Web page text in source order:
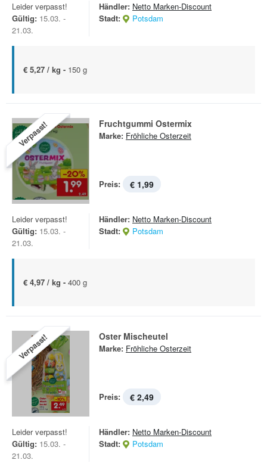
Leider verpasst!
Gültig: 15.03. -
21.03.
Händler: Netto Marken-Discount
Stadt:
Potsdam
€ 5,27 / kg - 150 g
Verpasst! Fruchtgummi Ostermix
Marke: Fröhliche Osterzeit
Preis: € 1,99
Leider verpasst!
Gültig: 15.03. -
21.03.
Händler: Netto Marken-Discount
Stadt:
Potsdam
€ 4,97 / kg - 400 g
Verpasst! Oster Mischeutel
Marke: Fröhliche Osterzeit
Preis: € 2,49
Leider verpasst!
Gültig: 15.03. -
21.03.
Händler: Netto Marken-Discount
Stadt:
Potsdam